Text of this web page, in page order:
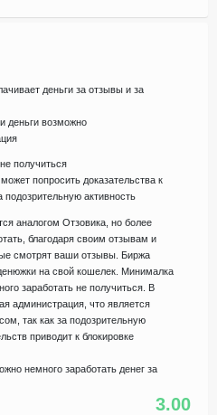
деньги за отзывы и за
деньги возможно
получиться
попросить доказательства к
подозрительную активность
аналогом Отзовика, но более
благодаря своим отзывам и
смотрят ваши отзывы. Биржа
на свой кошелек. Минималка
заработать не получиться. В
администрация, что является
так как за подозрительную
приводит к блокировке
немного заработать денег за
3.00